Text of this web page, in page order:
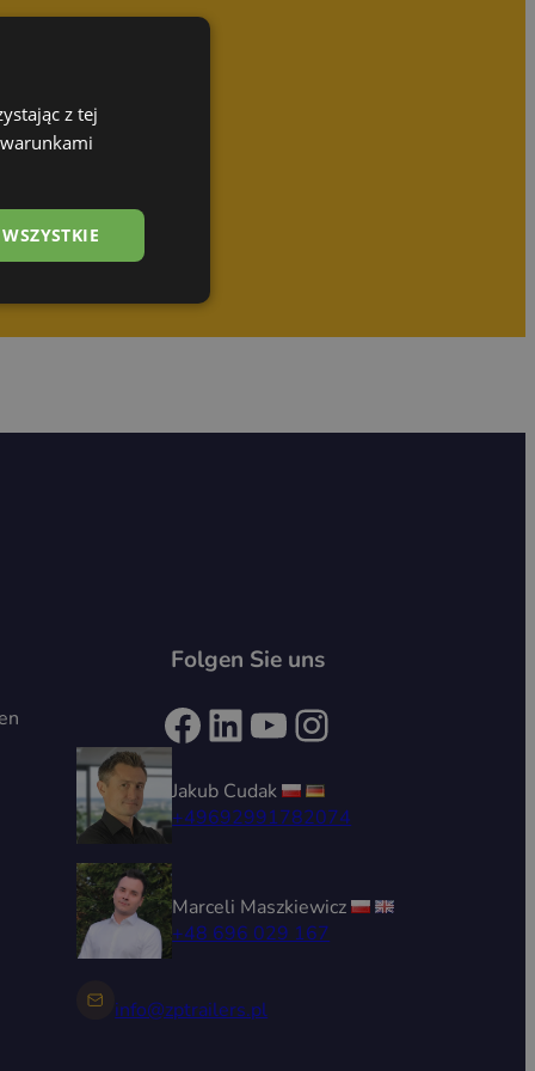
Folgen Sie uns
Facebook LinkedIn YouTube Instagram
Jakub Cudak
+49692991782074
Marceli Maszkiewicz
+48 696 029 167
info@zptrailers.pl
z tej